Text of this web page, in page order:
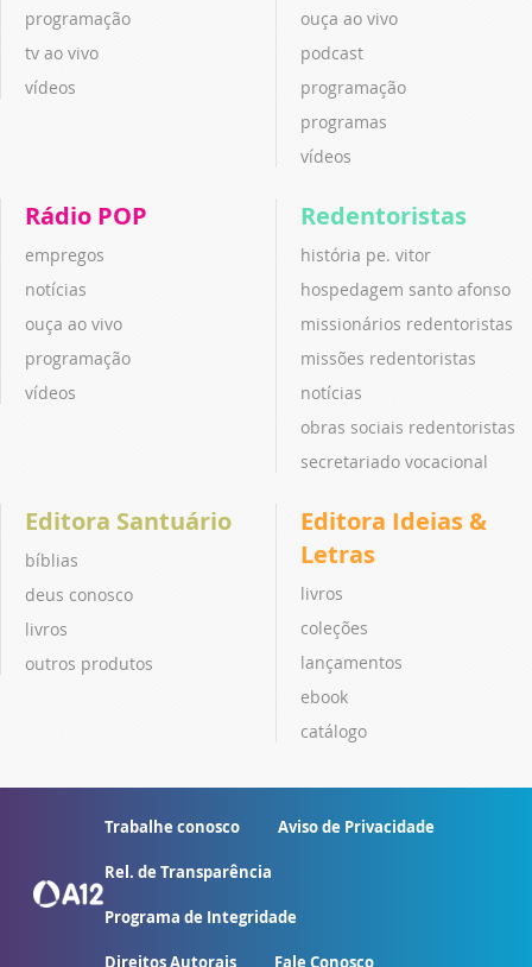
programação
tv ao vivo
vídeos
ouça ao vivo
podcast
programação
programas
vídeos
Rádio POP
empregos
notícias
ouça ao vivo
programação
vídeos
Redentoristas
história pe. vitor
hospedagem santo afonso
missionários redentoristas
missões redentoristas
notícias
obras sociais redentoristas
secretariado vocacional
Editora Santuário
bíblias
deus conosco
livros
outros produtos
Editora Ideias &
Letras
livros
coleções
lançamentos
ebook
catálogo
Trabalhe conosco Aviso de Privacidade
Rel. de Transparência
Programa de Integridade
Direitos Autorais Fale Conosco